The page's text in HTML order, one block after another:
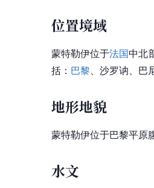
位置境域
蒙特勒伊位于法国中北
括： 巴黎 、沙罗讷、
地形地貌
蒙特勒伊位于巴黎平原
水文